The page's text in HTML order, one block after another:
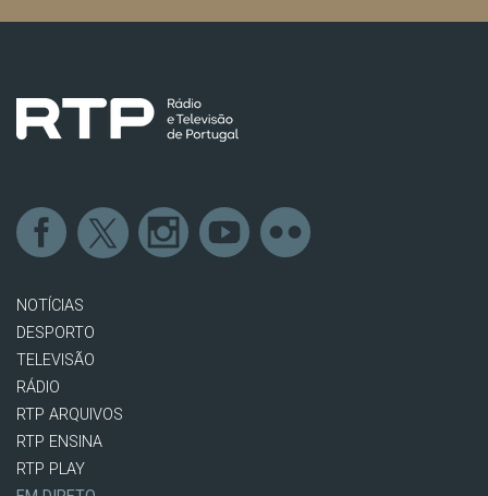
NOTÍCIAS
DESPORTO
TELEVISÃO
RÁDIO
RTP ARQUIVOS
RTP ENSINA
RTP PLAY